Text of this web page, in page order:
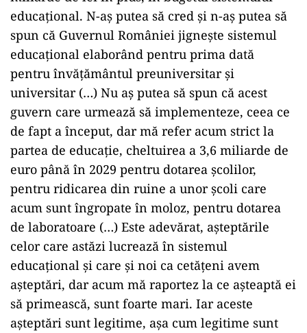
educaţional. N-aş putea să cred şi n-aş putea să
spun că Guvernul României jigneşte sistemul
educaţional elaborând pentru prima dată
pentru învăţământul preuniversitar şi
universitar (…) Nu aş putea să spun că acest
guvern care urmează să implementeze, ceea ce
de fapt a început, dar mă refer acum strict la
partea de educaţie, cheltuirea a 3,6 miliarde de
euro până în 2029 pentru dotarea şcolilor,
pentru ridicarea din ruine a unor şcoli care
acum sunt îngropate în moloz, pentru dotarea
de laboratoare (…) Este adevărat, aşteptările
celor care astăzi lucrează în sistemul
educaţional şi care şi noi ca cetăţeni avem
aşteptări, dar acum mă raportez la ce aşteaptă ei
să primească, sunt foarte mari. Iar aceste
aşteptări sunt legitime, aşa cum legitime sunt